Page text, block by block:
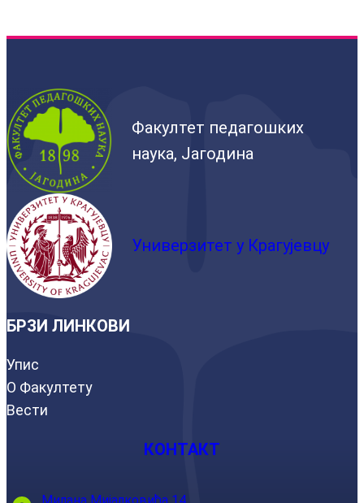
Факултет педагошких
наука, Јагодина
Универзитет у Крагујевцу
БРЗИ ЛИНКОВИ
Упис
О Факултету
Вести
КОНТАКТ